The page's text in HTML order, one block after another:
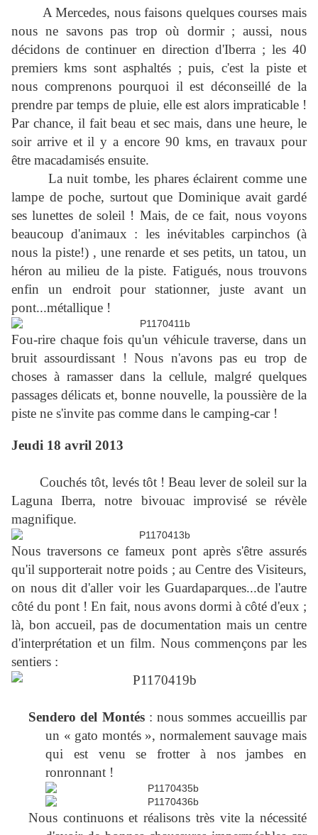
A Mercedes, nous faisons quelques courses mais
nous ne savons pas trop où dormir ; aussi, nous
décidons de continuer en direction d'Iberra ; les 40
premiers kms sont asphaltés ; puis, c'est la piste et
nous comprenons pourquoi il est déconseillé de la
prendre par temps de pluie, elle est alors impraticable !
Par chance, il fait beau et sec mais, dans une heure, le
soir arrive et il y a encore 90 kms, en travaux pour
être macadamisés ensuite.
La nuit tombe, les phares éclairent comme une
lampe de poche, surtout que Dominique avait gardé
ses lunettes de soleil ! Mais, de ce fait, nous voyons
beaucoup d'animaux : les inévitables carpinchos (à
nous la piste!) , une renarde et ses petits, un tatou, un
héron au milieu de la piste. Fatigués, nous trouvons
enfin un endroit pour stationner, juste avant un
pont...métallique !
Fou-rire chaque fois qu'un véhicule traverse, dans un
bruit assourdissant ! Nous n'avons pas eu trop de
choses à ramasser dans la cellule, malgré quelques
passages délicats et, bonne nouvelle, la poussière de la
piste ne s'invite pas comme dans le camping-car !
Jeudi 18 avril 2013
Couchés tôt, levés tôt ! Beau lever de soleil sur la
Laguna Iberra, notre bivouac improvisé se révèle
magnifique.
Nous traversons ce fameux pont après s'être assurés
qu'il supporterait notre poids ; au Centre des Visiteurs,
on nous dit d'aller voir les Guardaparques...de l'autre
côté du pont ! En fait, nous avons dormi à côté d'eux ;
là, bon accueil, pas de documentation mais un centre
d'interprétation et un film. Nous commençons par les
sentiers :
Sendero del Montés : nous sommes accueillis par
un « gato montés », normalement sauvage mais
qui est venu se frotter à nos jambes en
ronronnant !
Nous continuons et réalisons très vite la nécessité